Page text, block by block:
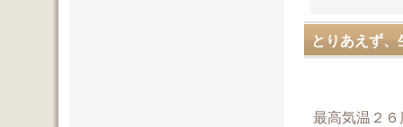
とりあえず、
最高気温２６